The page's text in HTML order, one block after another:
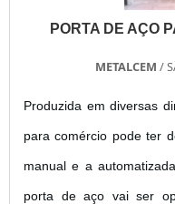
PORTA DE AÇO
METALCEM /
Produzida em diversas
para comércio pode ter
manual e a
porta de aço vai ser